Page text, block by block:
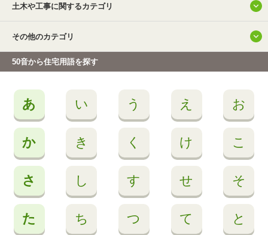
土木や工事に関するカテゴリ
その他のカテゴリ
50音から住宅用語を探す
あ い う え お
か き く け こ
さ し す せ そ
た ち つ て と